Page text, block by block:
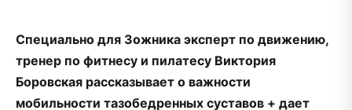
Специально для Зожника эксперт по движению,
тренер по фитнесу и пилатесу Виктория
Боровская рассказывает о важности
мобильности тазобедренных суставов + дает